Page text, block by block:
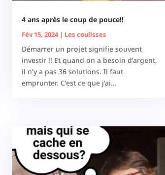
4 ans après le coup de pouce!!
Fév 15, 2024| Les coulisses
Démarrer un projet signifie souvent
investir !! Et quand on a besoin d’argent,
il n’y a pas 36 solutions. Il faut
emprunter. C’est ce que j’ai...